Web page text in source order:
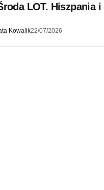
LOT. Hiszpania
Kowalik22/07/2026